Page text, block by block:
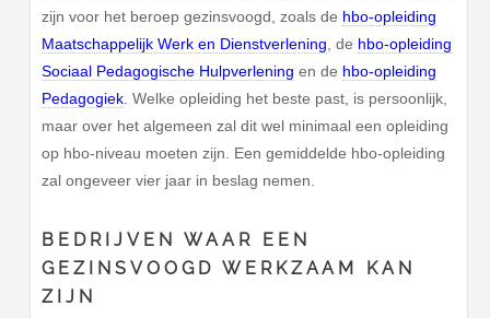
zijn voor het beroep gezinsvoogd, zoals de hbo-opleiding
Maatschappelijk Werk en Dienstverlening, de hbo-opleiding
Sociaal Pedagogische Hulpverlening en de hbo-opleiding
Pedagogiek. Welke opleiding het beste past, is persoonlijk,
maar over het algemeen zal dit wel minimaal een opleiding
op hbo-niveau moeten zijn. Een gemiddelde hbo-opleiding
zal ongeveer vier jaar in beslag nemen.
BEDRIJVEN WAAR EEN
GEZINSVOOGD WERKZAAM KAN
ZIJN